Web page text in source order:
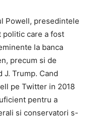
Powell, presedintele
politic care a fost
la banca
precum si de
J. Trump. Cand
pe Twitter in 2018
pentru a
si conservatori s-